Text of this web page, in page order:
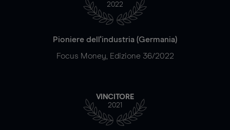
2022
Pioniere dell'industria (Germania)
Focus Money, Edizione 36/2022
VINCITORE
2021